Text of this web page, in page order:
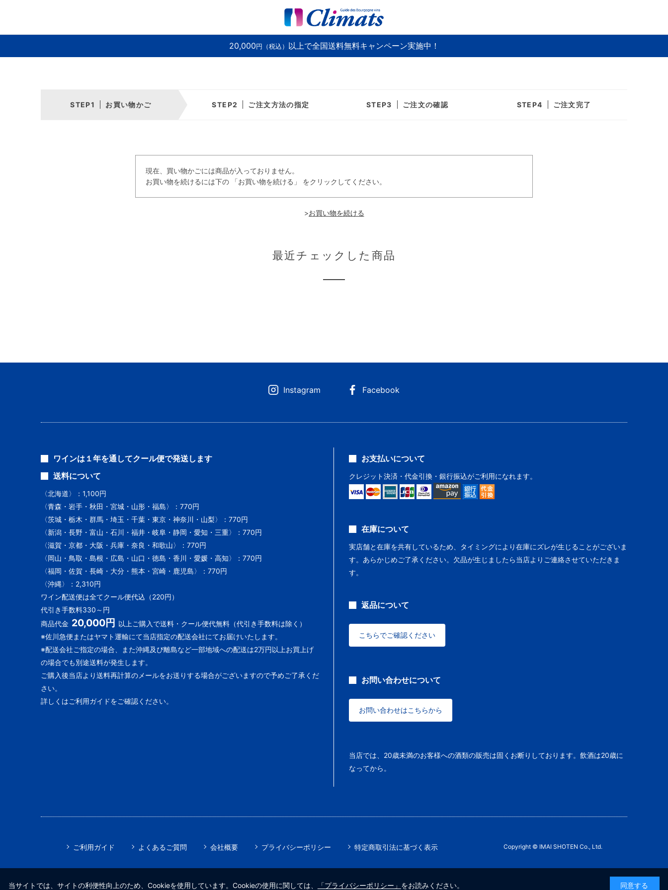
20,000 円（税込） 以上で全国送料無料キャンペーン実施中！
お買い物かご ご注文方法の指定 ご注文の確認 ご注文完了
現在、買い物かごには商品が入っておりません。
お買い物を続けるには下の 「お買い物を続ける」 をクリックしてください。
>
最近チェックした商品
Instagram Facebook
ワインは１年を通してクール便で発送します
送料について
〈北海道〉：1,100円
〈青森・岩手・秋田・宮城・山形・福島〉：770円
〈茨城・栃木・群馬・埼玉・千葉・東京・神奈川・山梨〉：770円
〈新潟・長野・富山・石川・福井・岐阜・静岡・愛知・三重〉：770円
〈滋賀・京都・大阪・兵庫・奈良・和歌山〉：770円
〈岡山・鳥取・島根・広島・山口・徳島・香川・愛媛・高知〉：770円
〈福岡・佐賀・長崎・大分・熊本・宮崎・鹿児島〉：770円
〈沖縄〉：2,310円
ワイン配送便は全てクール便代込（220円）
代引き手数料330～円
商品代金 20,000円 以上ご購入で送料・クール便代無料（代引き手数料は除く）
※佐川急便またはヤマト運輸にて当店指定の配送会社にてお届けいたします。
※配送会社ご指定の場合、また沖縄及び離島など一部地域への配送は2万円以上お買上げ
の場合でも別途送料が発生します。
ご購入後当店より送料再計算のメールをお送りする場合がございますので予めご了承くだ
さい。
詳しくはご利用ガイドをご確認ください。
お支払いについて
クレジット決済・代金引換・銀行振込がご利用になれます。
在庫について
実店舗と在庫を共有しているため、タイミングにより在庫にズレが生じることがございま
す。あらかじめご了承ください。欠品が生じましたら当店よりご連絡させていただきま
す。
返品について
こちらでご確認ください
お問い合わせについて
お問い合わせはこちらから
当店では、20歳未満のお客様への酒類の販売は固くお断りしております。飲酒は20歳に
なってから。
ご利用ガイド よくあるご質問 会社概要 プライバシーポリシー 特定商取引法に基づく表示 Copyright © IMAI SHOTEN Co., Ltd.
当サイトでは、サイトの利便性向上のため、Cookieを使用しています。Cookieの使用に関しては、 「プライバシーポリシー」 をお読みください。 同意する